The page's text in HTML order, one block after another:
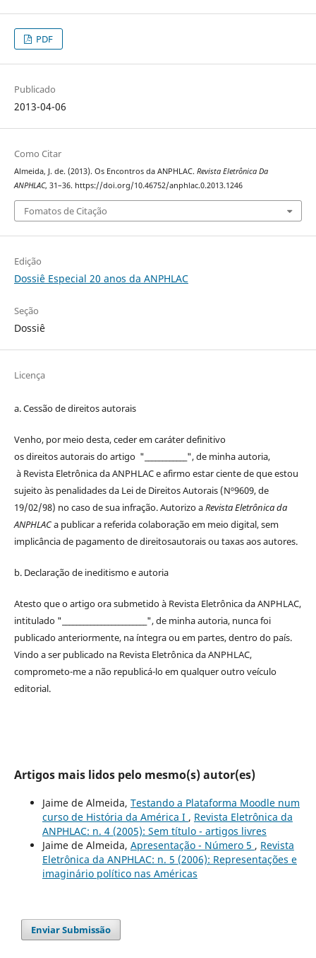
PDF
Publicado
2013-04-06
Como Citar
Almeida, J. de. (2013). Os Encontros da ANPHLAC. Revista Eletrônica Da
ANPHLAC, 31–36. https://doi.org/10.46752/anphlac.0.2013.1246
Fomatos de Citação
Edição
Dossiê Especial 20 anos da ANPHLAC
Seção
Dossiê
Licença
a. Cessão dedireitosautorais
Venho, por meio desta, ceder em caráter definitivo
osdireitosautoraisdo artigo "____________", de minha autoria,
à Revista Eletrônica da ANPHLACe afirmo estar ciente de que estou
sujeito às penalidades da Lei de DireitosAutorais(Nº9609, de
19/02/98) no caso de sua infração. Autorizo aRevista Eletrônica da
ANPHLACa publicar a referida colaboração em meio digital, sem
implicância de pagamento dedireitosautoraisou taxas aos autores.
b. Declaração de ineditismo e autoria
Atesto que o artigo ora submetido à Revista Eletrônica da ANPHLAC,
intitulado "________________________", de minha autoria, nunca foi
publicado anteriormente, na íntegra ou em partes, dentrodo país.
Vindo a ser publicado na Revista Eletrônica da ANPHLAC,
comprometo-me a não republicá-lo em qualquer outro veículo
editorial.
Artigos mais lidos pelo mesmo(s) autor(es)
Jaime de Almeida, Testando a Plataforma Moodle num
curso de História da América I , Revista Eletrônica da
ANPHLAC: n. 4 (2005): Sem título - artigos livres
Jaime de Almeida, Apresentação - Número 5 , Revista
Eletrônica da ANPHLAC: n. 5 (2006): Representações e
imaginário político nas Américas
Enviar Submissão